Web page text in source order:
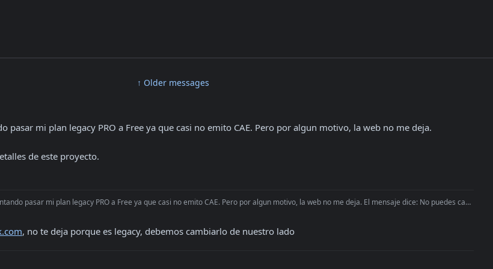
↑ Older messages
pasar mi plan legacy PRO a Free ya que casi no emito CAE. Pero por algun motivo, la web no me deja.
de este proyecto.
pasar mi plan legacy PRO a Free ya que casi no emito CAE. Pero por algun motivo, la web no me deja. El mensaje dice: No puedes cambia
, no te deja porque es legacy, debemos cambiarlo de nuestro lado